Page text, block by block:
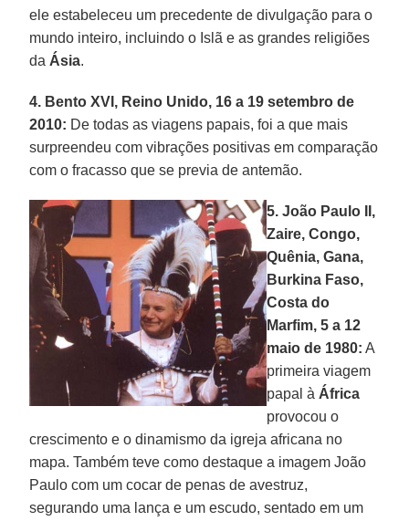
ele estabeleceu um precedente de divulgação para o
mundo inteiro, incluindo o Islã e as grandes religiões
da Ásia.
4. Bento XVI, Reino Unido, 16 a 19 setembro de
2010: De todas as viagens papais, foi a que mais
surpreendeu com vibrações positivas em comparação
com o fracasso que se previa de antemão.
5. João Paulo II,
Zaire, Congo,
Quênia, Gana,
Burkina Faso,
Costa do
Marfim, 5 a 12
maio de 1980: A
primeira viagem
papal à África
provocou o
crescimento e o dinamismo da igreja africana no
mapa. Também teve como destaque a imagem João
Paulo com um cocar de penas de avestruz,
segurando uma lança e um escudo, sentado em um